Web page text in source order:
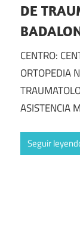
DE
CENTRO:
ORTOPEDIA
ASISTENCIA
Seguir